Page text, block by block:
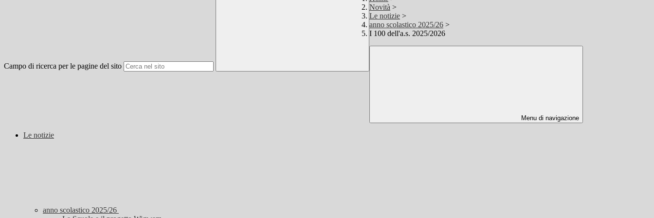
Campo di ricerca per le pagine del sito
Novità >
Le notizie >
anno scolastico 2025/26 >
I 100 dell'a.s. 2025/2026
Menu di navigazione
Le notizie
anno scolastico 2025/26